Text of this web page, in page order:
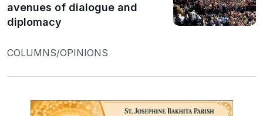
avenues of dialogue and
diplomacy
COLUMNS/OPINIONS